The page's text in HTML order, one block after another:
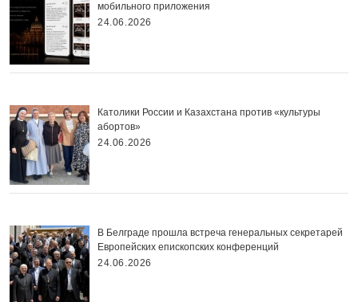
мобильного приложения
24.06.2026
Католики России и Казахстана против «культуры
абортов»
24.06.2026
В Белграде прошла встреча генеральных секретарей
Европейских епископских конференций
24.06.2026